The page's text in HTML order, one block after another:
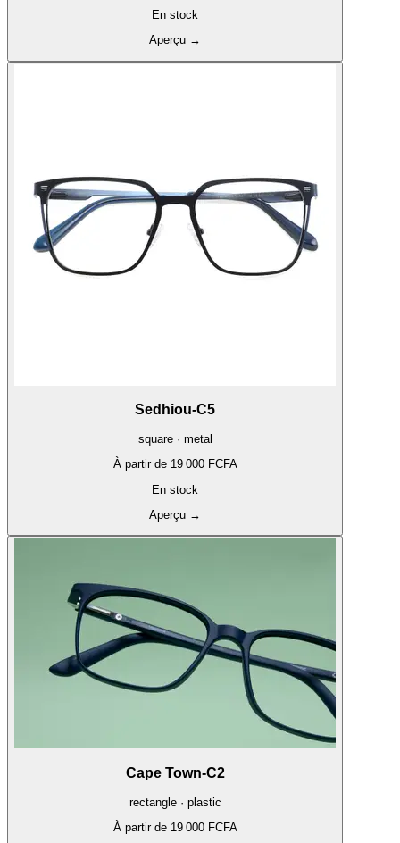
En stock
Aperçu →
Sedhiou-C5
square · metal
À partir de 19 000 FCFA
En stock
Aperçu →
Cape Town-C2
rectangle · plastic
À partir de 19 000 FCFA